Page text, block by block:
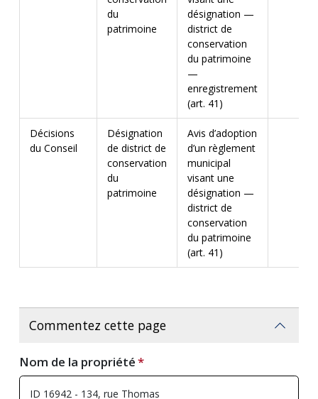
du
patrimoine
désignation —
district de
conservation
du patrimoine
—
enregistrement
(art. 41)
Décisions
du Conseil
Désignation
de district de
conservation
du
patrimoine
Avis d’adoption
d’un règlement
municipal
visant une
désignation —
district de
conservation
du patrimoine
(art. 41)
Commentez cette page
Nom de la propriété